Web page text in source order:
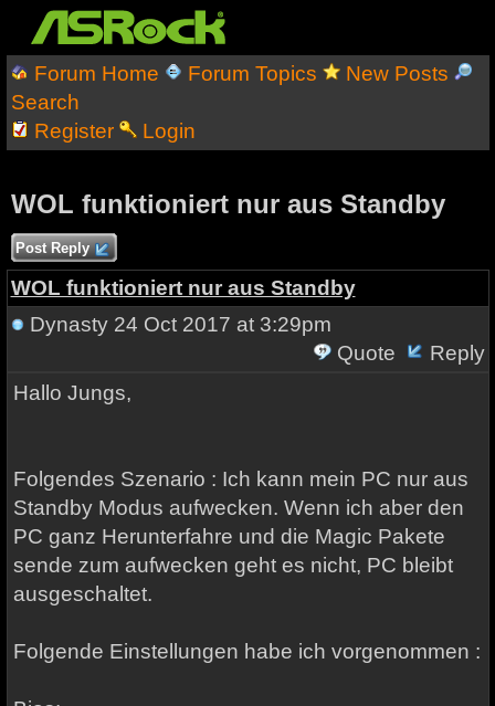
Forum Home Forum Topics
New Posts
Search
Register
Login
WOL funktioniert nur aus Standby
Post Reply
WOL funktioniert nur aus Standby
Dynasty24 Oct 2017 at 3:29pm
Quote
Reply
Hallo Jungs,
Folgendes Szenario : Ich kann mein PC nur aus
Standby Modus aufwecken. Wenn ich aber den
PC ganz Herunterfahre und die Magic Pakete
sende zum aufwecken geht es nicht, PC bleibt
ausgeschaltet.
Folgende Einstellungen habe ich vorgenommen :